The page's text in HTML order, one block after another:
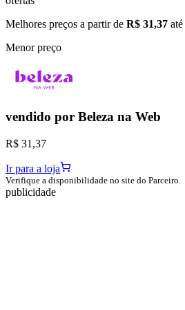
Melhores preços a partir de R$ 31,37 até
Menor preço
vendido por Beleza na Web
R$ 31,37
Ir para a loja
Verifique a disponibilidade no site do Parceiro.
publicidade